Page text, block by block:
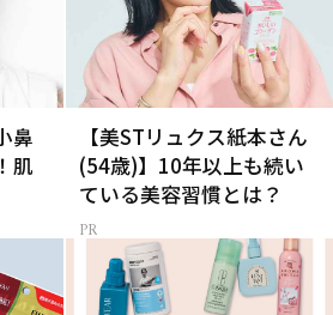
鼻
肌
【美STリュクス紙本さん
(54歳)】10年以上も続い
ている美容習慣とは？